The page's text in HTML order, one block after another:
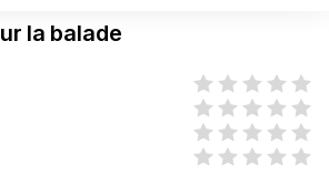
la balade